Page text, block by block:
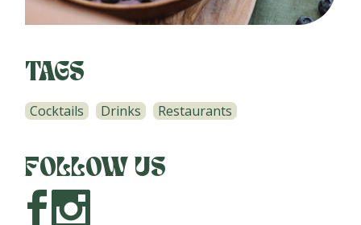
TAGS
Cocktails Drinks Restaurants
FOLLOW US